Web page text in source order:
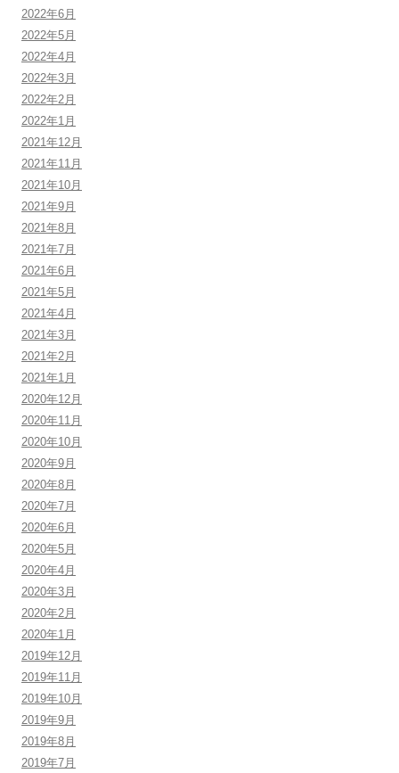
2022年6月
2022年5月
2022年4月
2022年3月
2022年2月
2022年1月
2021年12月
2021年11月
2021年10月
2021年9月
2021年8月
2021年7月
2021年6月
2021年5月
2021年4月
2021年3月
2021年2月
2021年1月
2020年12月
2020年11月
2020年10月
2020年9月
2020年8月
2020年7月
2020年6月
2020年5月
2020年4月
2020年3月
2020年2月
2020年1月
2019年12月
2019年11月
2019年10月
2019年9月
2019年8月
2019年7月